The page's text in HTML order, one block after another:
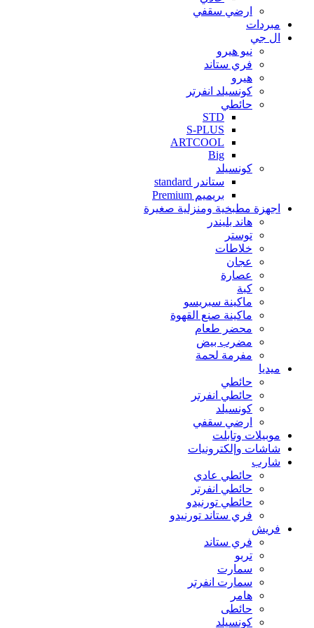
ارضي سقفي
مبردات
ال جي
نيو هيرو
فري ستاند
هيرو
كونسيلد انفرتر
حائطي
STD
S-PLUS
ARTCOOL
Big
كونسيلد
ستاندر standard
بريميم Premium
اجهزة مطبخية ومنزلية صغيرة
هاند بليندر
توستر
خلاطات
عجان
عصارة
كبة
ماكينة سبريسو
ماكينة صنع القهوة
محضر طعام
مضرب بيض
مفرمة لحمة
ميديا
حائطي
حائطي انفرتر
كونسيلد
ارضي سقفي
موبيلات وتابلت
شاشات وإلكترونيات
شارب
حائطي عادي
حائطي انفرتر
حائطي تورنيدو
فري ستاند تورنيدو
فريش
فري ستاند
تربو
سمارت
سمارت انفرتر
هامر
حائطى
كونسيلد